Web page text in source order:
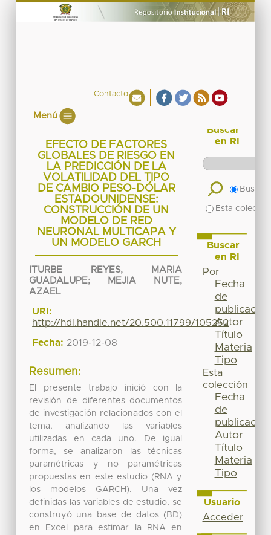
Contacto
Menú
EFECTO DE FACTORES
GLOBALES DE RIESGO EN
LA PREDICCIÓN DE LA
VOLATILIDAD DEL TIPO
DE CAMBIO PESO-DÓLAR
ESTADOUNIDENSE:
CONSTRUCCIÓN DE UN
MODELO DE RED
NEURONAL MULTICAPA Y
UN MODELO GARCH
ITURBE REYES, MARIA
GUADALUPE;
MEJIA NUTE,
AZAEL
URI:
http://hdl.handle.net/20.500.11799/105252
Fecha: 2019-12-08
Resumen:
El presente trabajo inició con la
revisión de diferentes documentos
de investigación relacionados con el
tema, analizando las variables
utilizadas en cada uno. De igual
forma, se analizaron las técnicas
paramétricas y no paramétricas
propuestas en este estudio (RNA y
los modelos GARCH). Una vez
definidas las variables de estudio, se
construyó una base de datos (BD)
en Excel para estimar la RNA en
Buscar
en RI
Buscar
Esta
Buscar
en RI
Por
Fecha
de
publicación
Autor
Título
Materia
Tipo
Esta
colección
Fecha
de
publicación
Autor
Título
Materia
Tipo
Usuario
Acceder